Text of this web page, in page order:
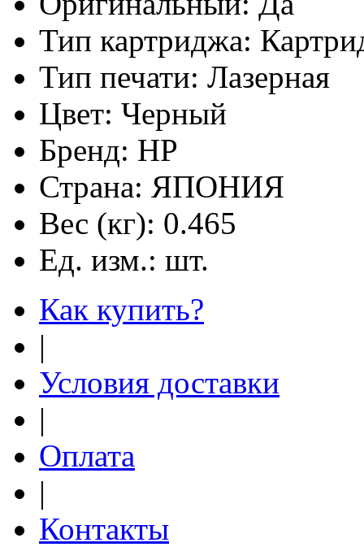
Тип картриджа:
Тип печати: Лазерная
Цвет: Черный
Бренд: HP
Страна: ЯПОНИЯ
Вес (кг): 0.465
Ед. изм.: шт.
Как купить?
|
Условия доставки
|
Оплата
|
Контакты